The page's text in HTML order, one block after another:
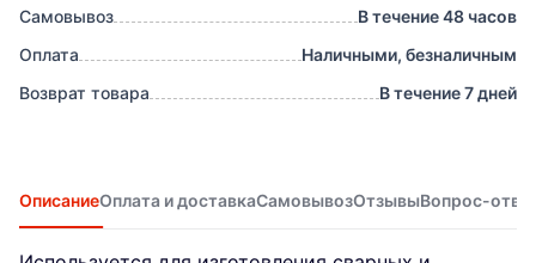
Самовывоз
В течение 48 часов
Оплата
Наличными, безналичным
Возврат товара
В течение 7 дней
ОписаниеОплата и доставкаСамовывозОтзывыВопрос-